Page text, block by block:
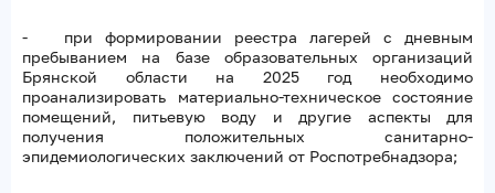
- при формировании реестра лагерей с дневным
пребыванием на базе образовательных организаций
Брянской области на 2025 год необходимо
проанализировать материально-техническое состояние
помещений, питьевую воду и другие аспекты для
получения положительных санитарно-
эпидемиологических заключений от Роспотребнадзора;